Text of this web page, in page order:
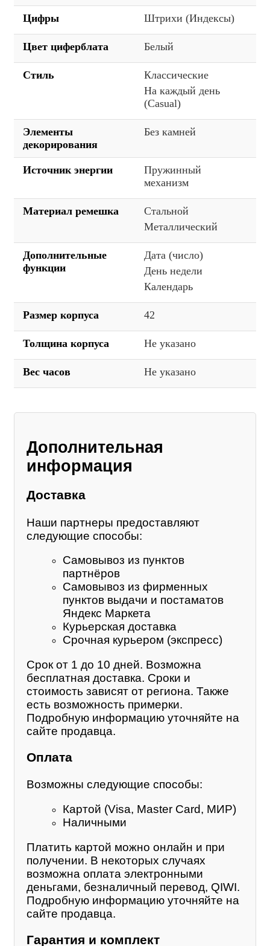
Цифры Штрихи (Индексы)
Цвет циферблата Белый
Стиль
Классические
На каждый день
(Casual)
Элементы
декорирования
Без камней
Источник энергии
Пружинный
механизм
Материал ремешка
Стальной
Металлический
Дополнительные
функции
Дата (число)
День недели
Календарь
Размер корпуса 42
Толщина корпуса Не указано
Вес часов Не указано
Дополнительная
информация
Доставка
Наши партнеры предоставляют
следующие способы:
Самовывоз из пунктов
партнёров
Самовывоз из фирменных
пунктов выдачи и постаматов
Яндекс Маркета
Курьерская доставка
Срочная курьером (экспресс)
Срок от 1 до 10 дней. Возможна
бесплатная доставка. Сроки и
стоимость зависят от региона. Также
есть возможность примерки.
Подробную информацию уточняйте на
сайте продавца.
Оплата
Возможны следующие способы:
Картой (Visa, Master Card, МИР)
Наличными
Платить картой можно онлайн и при
получении. В некоторых случаях
возможна оплата электронными
деньгами, безналичный перевод, QIWI.
Подробную информацию уточняйте на
сайте продавца.
Гарантия и комплект